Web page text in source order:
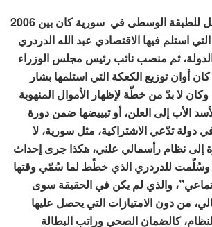
ولعل أكبر انهيار حصل للطبقة الوسطى في سورية كان بين 2006
التي استلم فيها الاقتصادي عبد الله الدردري
ثم منصب نائب رئيس مجلس الوزراء
أوان توزيع الكعكة التي استلمها بشار
وكان لا بدّ من خطّة لإظهار الأموال المنهوبة
الأب إلى العلن، أو تبييضها ضمن دورة
دولة تدّعي الاشتراكية، مثل سورية، لا
إلى نظام رأسمالي علني، هكذا جرى إحداث
وسُلّمت للدردري الذي خطّط لما سُمّي وقتها
والذي لم يكن في الحقيقة سوى
من دون الامتيازات التي يحصل عليها
كالضمان الصحي وراتب البطالة